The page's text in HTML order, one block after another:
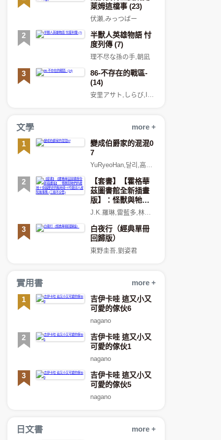
萊姆這檔事 (23)
伏瀬,みっつばー
2
半獸人英雄物語 忖
度列傳 (7)
理不尽な孫の手,朝凪
3
86-不存在的戰區-
(14)
安里アサト,しらび,I-IV
文學
more +
1
變成伯爵家的混混0
7
YuRyeoHan,달리,高郁傑,陳品芳
2
【套書】【霍格華
茲圖書館全新插畫
版】：怪獸與牠們
的產地＋穿越歷史
人皮陀故事集 (三冊
不分售)
J.K.羅琳,雷藍多,林靜華
3
白夜行（經典單冊
回歸版）
東野圭吾,劉姿君
實用書
more +
1
吉伊卡哇 這又小又
可愛的傢伙6
nagano
2
吉伊卡哇 這又小又
可愛的傢伙1
nagano
3
吉伊卡哇 這又小又
可愛的傢伙5
nagano
日文書
more +